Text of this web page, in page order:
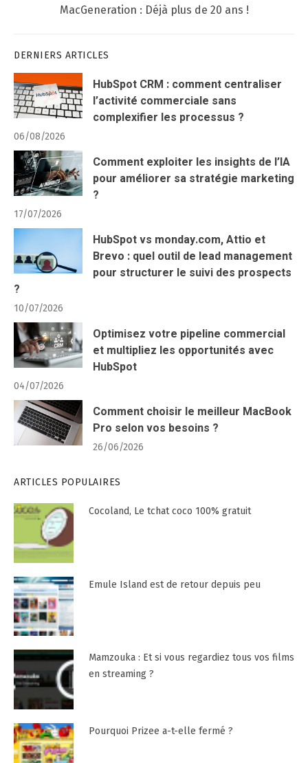
Next
MacGeneration : Déjà plus de 20 ans !
DERNIERS ARTICLES
HubSpot CRM : comment centraliser
l’activité commerciale sans
complexifier les processus ?
06/08/2026
Comment exploiter les insights de l’IA
pour améliorer sa stratégie marketing
?
17/07/2026
HubSpot vs monday.com, Attio et
Brevo : quel outil de lead management
pour structurer le suivi des prospects
?
10/07/2026
Optimisez votre pipeline commercial
et multipliez les opportunités avec
HubSpot
04/07/2026
Comment choisir le meilleur MacBook
Pro selon vos besoins ?
26/06/2026
ARTICLES POPULAIRES
Cocoland, Le tchat coco 100% gratuit
Emule Island est de retour depuis peu
Mamzouka : Et si vous regardiez tous vos films
en streaming ?
Pourquoi Prizee a-t-elle fermé ?